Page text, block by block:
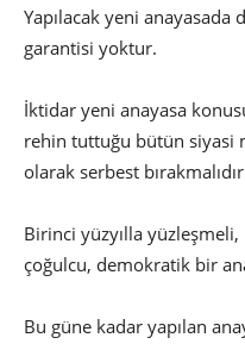
Yapılacak yeni anayasada
garantisi yoktur.
İktidar yeni anayasa
rehin tuttuğu bütün siyasi
olarak serbest
Birinci yüzyılla yüzleşmeli,
çoğulcu, demokratik bir
Bu güne kadar yapılan